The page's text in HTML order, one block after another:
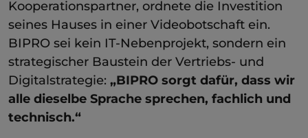
Kooperationspartner, ordnete die Investition
seines Hauses in einer Videobotschaft ein.
BIPRO sei kein IT-Nebenprojekt, sondern ein
strategischer Baustein der Vertriebs- und
Digitalstrategie: „BIPRO sorgt dafür, dass wir
alle dieselbe Sprache sprechen, fachlich und
technisch.“